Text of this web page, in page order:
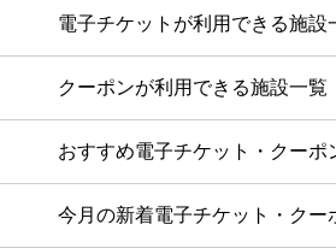
電子チケットが利用できる施設
クーポンが利用できる施設一覧
おすすめ電子チケット・クーポ
今月の新着電子チケット・クー